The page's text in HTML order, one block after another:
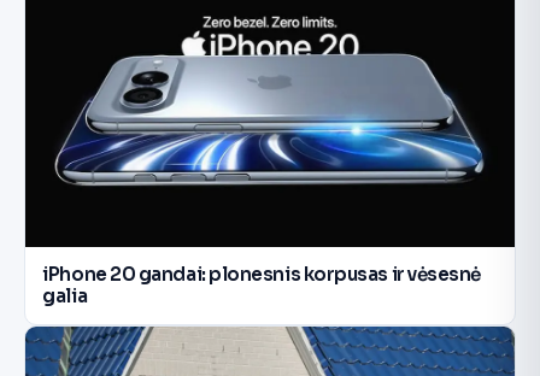
iPhone 20 gandai: plonesnis korpusas ir vėsesnė
galia